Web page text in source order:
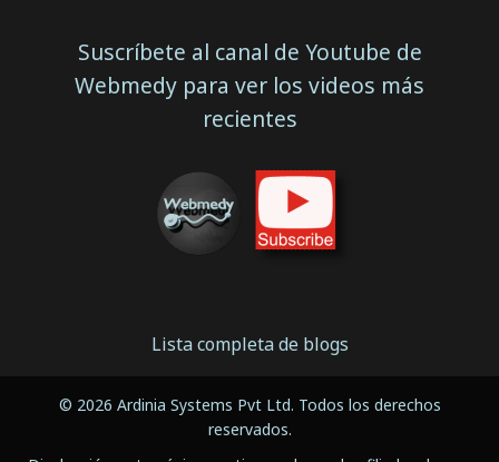
Suscríbete al canal de Youtube de
Webmedy para ver los videos más
recientes
Lista completa de blogs
© 2026 Ardinia Systems Pvt Ltd. Todos los derechos
reservados.